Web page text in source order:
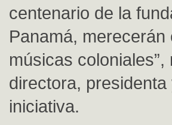
centenario de la
Panamá,
músicas
directora,
iniciativa.